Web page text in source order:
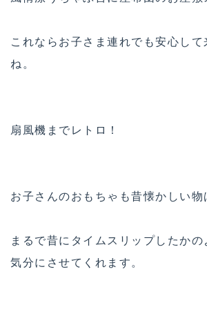
これならお子さま連れでも安心して
ね。
扇風機までレトロ！
お子さんのおもちゃも昔懐かしい物
まるで昔にタイムスリップしたか
気分にさせてくれます。